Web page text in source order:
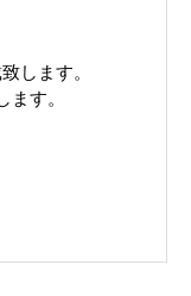
します。
す。